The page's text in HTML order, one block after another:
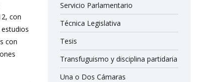
con
con
Servicio Parlamentario
Técnica Legislativa
Tesis
Transfuguismo y disciplina partidaria
Una o Dos Cámaras